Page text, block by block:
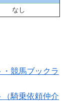
なし
競馬ブックラ
（騎乗依頼仲介